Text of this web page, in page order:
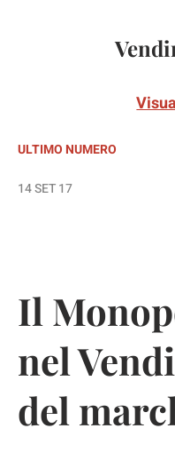
ULTIMO NUMERO
14 SET 17
Il
nel
del